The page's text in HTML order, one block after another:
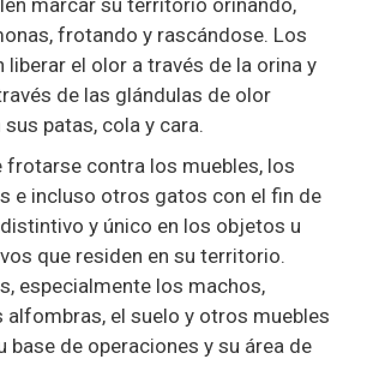
marcar su territorio orinando,
frotando y rascándose. Los
liberar el olor a través de la orina y
de las glándulas de olor
patas, cola y cara.
frotarse contra los muebles, los
e incluso otros gatos con el fin de
y único en los objetos u
que residen en su territorio.
especialmente los machos,
alfombras, el suelo y otros muebles
base de operaciones y su área de